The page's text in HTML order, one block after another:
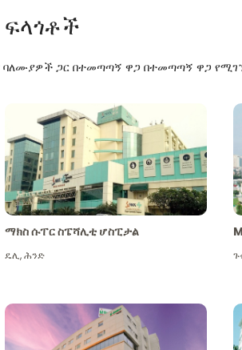
ፍላጎቶች
ባለሙያዎች ጋር በተመጣጣኝ ዋጋ በተመጣጣኝ ዋጋ
ማክስ ሱፐር ስፔሻሊቲ ሆስፒታል
ዴሊ,ሕንድ